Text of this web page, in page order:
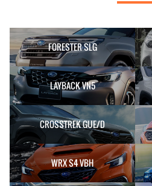
FORESTER SLG
LAYBACK VN5
CROSSTREK GUE/D
WRX S4 VBH